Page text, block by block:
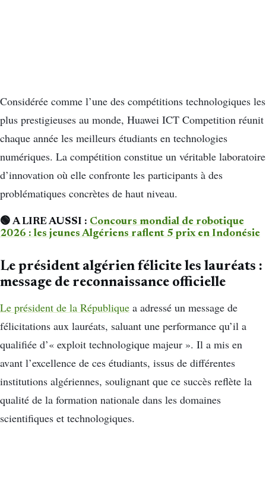
Considérée comme l’une des compétitions technologiques les
plus prestigieuses au monde, Huawei ICT Competition réunit
chaque année les meilleurs étudiants en technologies
numériques. La compétition constitue un véritable laboratoire
d’innovation où elle confronte les participants à des
problématiques concrètes de haut niveau.
🟢 A LIRE AUSSI : Concours mondial de robotique
2026 : les jeunes Algériens raflent 5 prix en Indonésie
Le président algérien félicite les lauréats :
message de reconnaissance officielle
Le président de la République a adressé un message de
félicitations aux lauréats, saluant une performance qu’il a
qualifiée d’« exploit technologique majeur ». Il a mis en
avant l’excellence de ces étudiants, issus de différentes
institutions algériennes, soulignant que ce succès reflète la
qualité de la formation nationale dans les domaines
scientifiques et technologiques.